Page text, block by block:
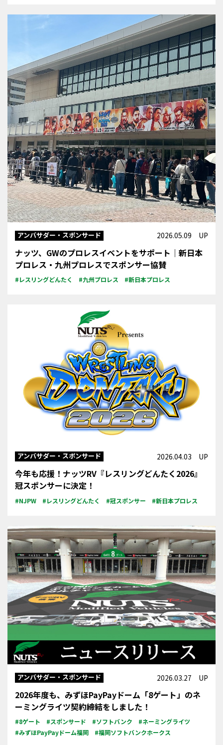
アンバサダー・スポンサード 2026.05.09 UP
ナッツ、GWのプロレスイベントをサポート｜新日本
プロレス・九州プロレスでスポンサー協賛
#レスリングどんたく #九州プロレス #新日本プロレス
アンバサダー・スポンサード 2026.04.03 UP
今年も応援！ナッツRV『レスリングどんたく2026』
冠スポンサーに決定！
#NJPW #レスリングどんたく #冠スポンサー #新日本プロレス
アンバサダー・スポンサード 2026.03.27 UP
2026年度も、みずほPayPayドーム「8ゲート」のネ
ーミングライツ契約締結をしました！
#8ゲート #スポンサード #ソフトバンク
#ネーミングライツ
#みずほPayPayドーム福岡
#福岡ソフトバンクホークス